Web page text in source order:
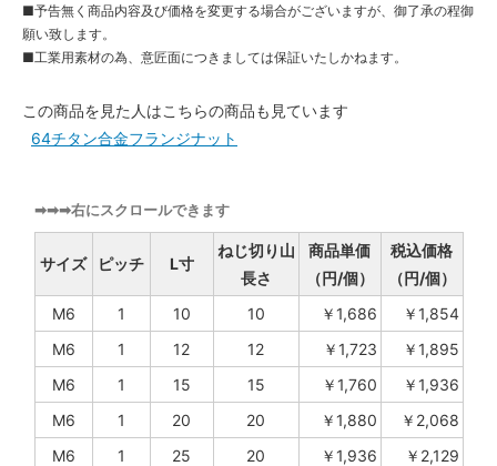
■予告無く商品内容及び価格を変更する場合がございますが、御了承の程御
願い致します。
■工業用素材の為、意匠面につきましては保証いたしかねます。
この商品を見た人はこちらの商品も見ています
64チタン合金フランジナット
➡➡➡右にスクロールできます
サイズ ピッチ L寸
ねじ切り山
長さ
商品単価
（円/個）
税込価格
（円/個）
M6
1 10 10 ￥1,686
￥1,854
M6
1 12 12 ￥1,723
￥1,895
M6
1 15 15 ￥1,760
￥1,936
M6
1 20 20 ￥1,880
￥2,068
M6
1 25 20 ￥1,936 ￥2,129